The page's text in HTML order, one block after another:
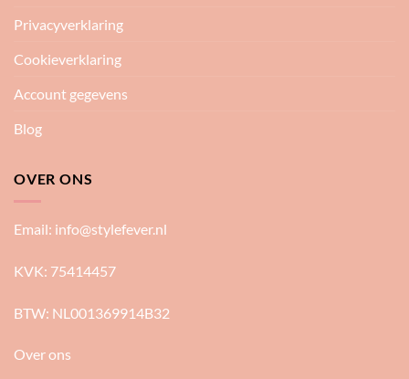
Privacyverklaring
Cookieverklaring
Account gegevens
Blog
OVER ONS
Email: info@stylefever.nl
KVK: 75414457
BTW: NL001369914B32
Over ons